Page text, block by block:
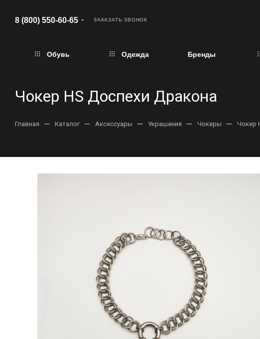
8 (800) 550-60-65 ЗАКАЗАТЬ ЗВОНОК
Обувь Одежда Бренды
Чокер HS Доспехи Дракона
Главная — Каталог — Аксессуары — Украшения — Чокеры — Чокер